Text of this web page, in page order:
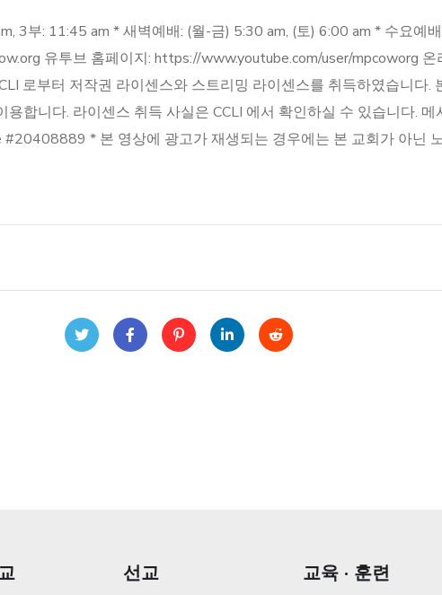
3부: 11:45 am * 새벽예배: (월-금) 5:30 am, (토) 6:00 am * 수요예
유투브 홈페이지: https://www.youtube.com/user/mpcoworg
로부터 저작권 라이센스와 스트리밍 라이센스를 취득하였습니다.
합니다. 라이센스 취득 사실은 CCLI 에서 확인하실 수 있습니다. 메
* 본 영상에 광고가 재생되는 경우에는 본 교회가 아닌
선교 교육 · 훈련